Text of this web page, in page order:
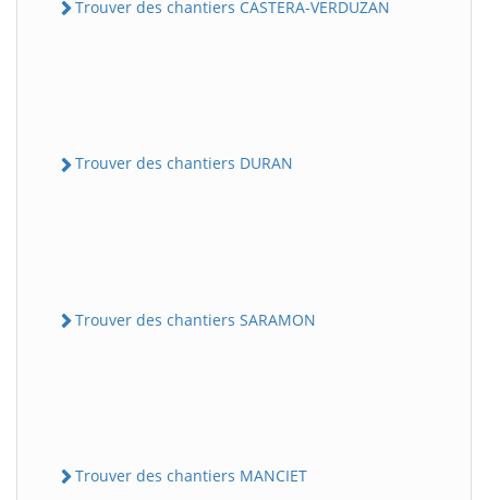
Trouver des chantiers CASTERA-VERDUZAN
Trouver des chantiers DURAN
Trouver des chantiers SARAMON
Trouver des chantiers MANCIET